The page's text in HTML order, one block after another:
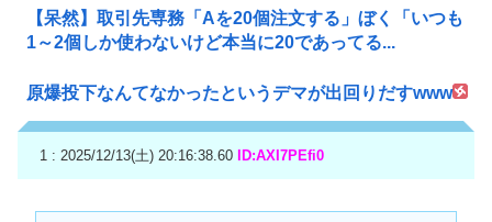
【呆然】取引先専務「Aを20個注文する」ぼく「いつも
1～2個しか使わないけど本当に20であってる...
原爆投下なんてなかったというデマが出回りだすwww
1 : 2025/12/13(土) 20:16:38.60 ID:AXI7PEfi0